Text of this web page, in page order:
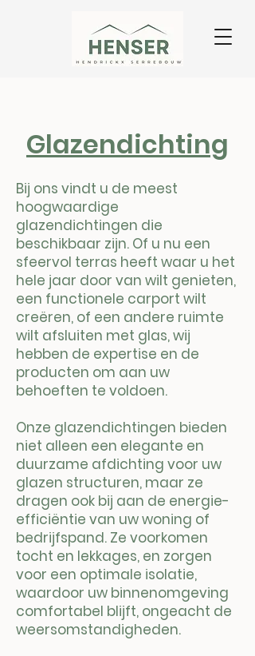
Glazendichting
Bij ons vindt u de meest
hoogwaardige
glazendichtingen die
beschikbaar zijn. Of u nu een
sfeervol terras heeft waar u het
hele jaar door van wilt genieten,
een functionele carport wilt
creëren, of een andere ruimte
wilt afsluiten met glas, wij
hebben de expertise en de
producten om aan uw
behoeften te voldoen.
Onze glazendichtingen bieden
niet alleen een elegante en
duurzame afdichting voor uw
glazen structuren, maar ze
dragen ook bij aan de energie-
efficiëntie van uw woning of
bedrijfspand. Ze voorkomen
tocht en lekkages, en zorgen
voor een optimale isolatie,
waardoor uw binnenomgeving
comfortabel blijft, ongeacht de
weersomstandigheden.